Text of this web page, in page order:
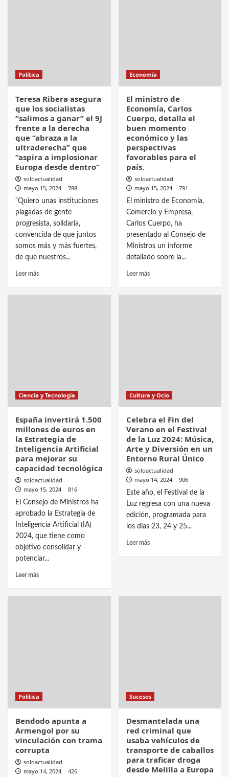
Política
Teresa Ribera asegura
que los socialistas
“salimos a ganar” el 9J
frente a la derecha
que “abraza a la
ultraderecha” que
“aspira a implosionar
Europa desde dentro”
soloactualidad
mayo 15, 2024
788
“Quiero unas instituciones
plagadas de gente
progresista, solidaria,
convencida de que juntos
somos más y más fuertes,
de que nuestros...
Leer más
Economía
El ministro de
Economía, Carlos
Cuerpo, detalla el
buen momento
económico y las
perspectivas
favorables para el
país.
soloactualidad
mayo 15, 2024
791
El ministro de Economía,
Comercio y Empresa,
Carlos Cuerpo, ha
presentado al Consejo de
Ministros un informe
detallado sobre la...
Leer más
Ciencia y Tecnología
España invertirá 1.500
millones de euros en
la Estrategia de
Inteligencia Artificial
para mejorar su
capacidad tecnológica
soloactualidad
mayo 15, 2024
816
El Consejo de Ministros ha
aprobado la Estrategia de
Inteligencia Artificial (IA)
2024, que tiene como
objetivo consolidar y
potenciar...
Leer más
Cultura y Ocio
Celebra el Fin del
Verano en el Festival
de la Luz 2024: Música,
Arte y Diversión en un
Entorno Rural Único
soloactualidad
mayo 14, 2024
906
Este año, el Festival de la
Luz regresa con una nueva
edición, programada para
los días 23, 24 y 25...
Leer más
Política
Bendodo apunta a
Armengol por su
vinculación con trama
corrupta
soloactualidad
mayo 14, 2024
426
Sucesos
Desmantelada una
red criminal que
usaba vehículos de
transporte de caballos
para traficar droga
desde Melilla a Europa